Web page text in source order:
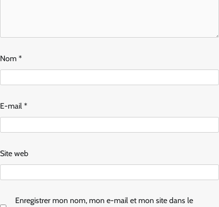
Nom *
E-mail *
Site web
Enregistrer mon nom, mon e-mail et mon site dans le